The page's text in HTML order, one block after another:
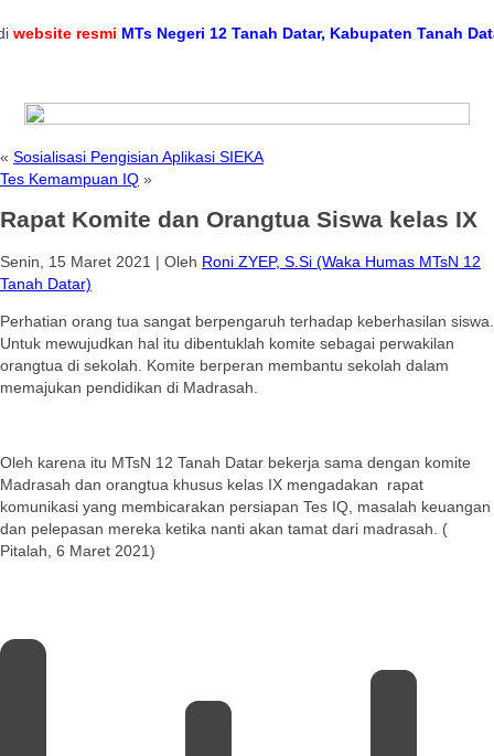
resmi MTs Negeri 12 Tanah Datar, Kabupaten Tanah Datar,
« Sosialisasi Pengisian Aplikasi SIEKA
Tes Kemampuan IQ »
Rapat Komite dan Orangtua Siswa kelas IX
Senin, 15 Maret 2021 | Oleh Roni ZYEP, S.Si (Waka Humas MTsN 12
Tanah Datar)
Perhatian orang tua sangat berpengaruh terhadap keberhasilan siswa.
Untuk mewujudkan hal itu dibentuklah komite sebagai perwakilan
orangtua di sekolah. Komite berperan membantu sekolah dalam
memajukan pendidikan di Madrasah.
Oleh karena itu MTsN 12 Tanah Datar bekerja sama dengan komite
Madrasah dan orangtua khusus kelas IX mengadakan rapat
komunikasi yang membicarakan persiapan Tes IQ, masalah keuangan
dan pelepasan mereka ketika nanti akan tamat dari madrasah. (
Pitalah, 6 Maret 2021)